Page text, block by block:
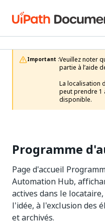
Important :Veuillez noter
partie à l’aide
La localisation
peut prendre 1
disponible.
Programme
Page d'accueil
Automation Hub,
actives dans le
l'idée, à l'exclusion des
et archivés.